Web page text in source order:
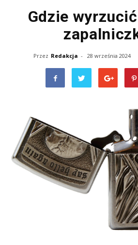
Gdzie
Przez Redakcja - 28 września 2024